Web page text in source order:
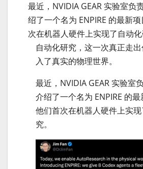
最近，NVIDIA GEAR 实验室负
绍了一个名为 ENPIRE 的最新
次在机器人硬件上实现了自动化
自动化研究，这一次真正走
入了真实的物理世界。
最近，NVIDIA GEAR 实验室
介绍了一个名为 ENPIRE 的
他们首次在机器人硬件上实
究。